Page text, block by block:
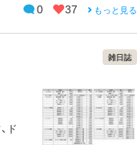
0 37 もっと見る
雑日誌
ド